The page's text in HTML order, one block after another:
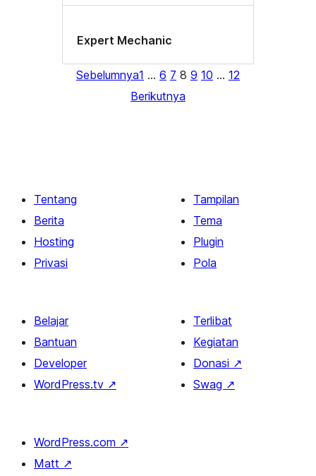
Expert Mechanic
Sebelumnya1 … 6 7 8 9 10 … 12
Berikutnya
Tentang
Berita
Hosting
Privasi
Tampilan
Tema
Plugin
Pola
Belajar
Bantuan
Developer
WordPress.tv ↗
Terlibat
Kegiatan
Donasi ↗
Swag ↗
WordPress.com ↗
Matt ↗